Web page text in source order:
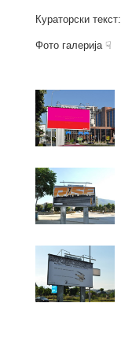
Кураторски текст:
Фото галерија ☟